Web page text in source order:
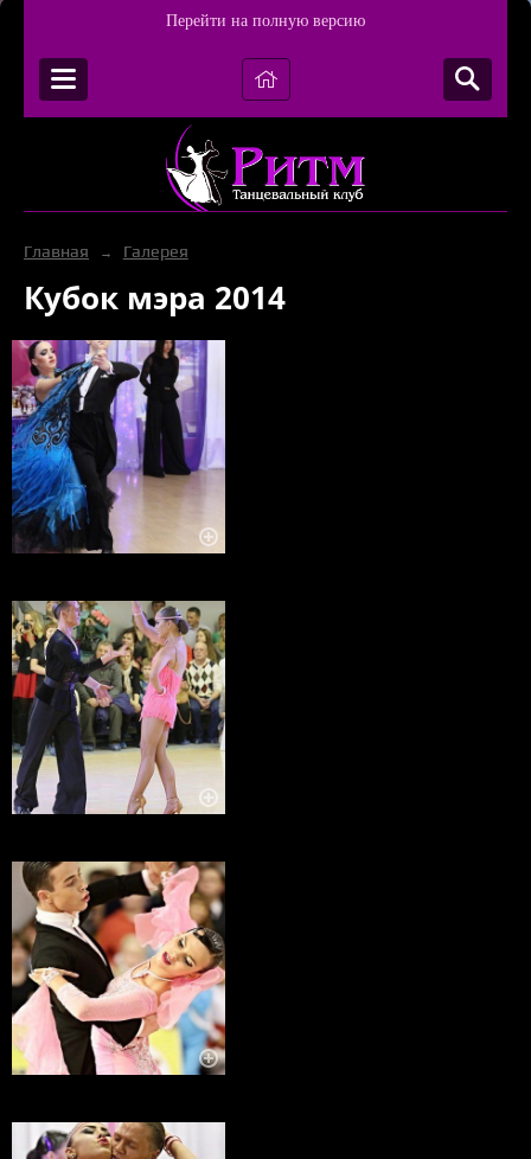
Перейти на полную версию
Главная → Галерея
Кубок мэра 2014